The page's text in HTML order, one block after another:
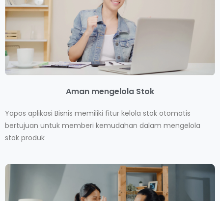
Aman mengelola Stok
Yapos aplikasi Bisnis memiliki fitur kelola stok otomatis
bertujuan untuk memberi kemudahan dalam mengelola
stok produk